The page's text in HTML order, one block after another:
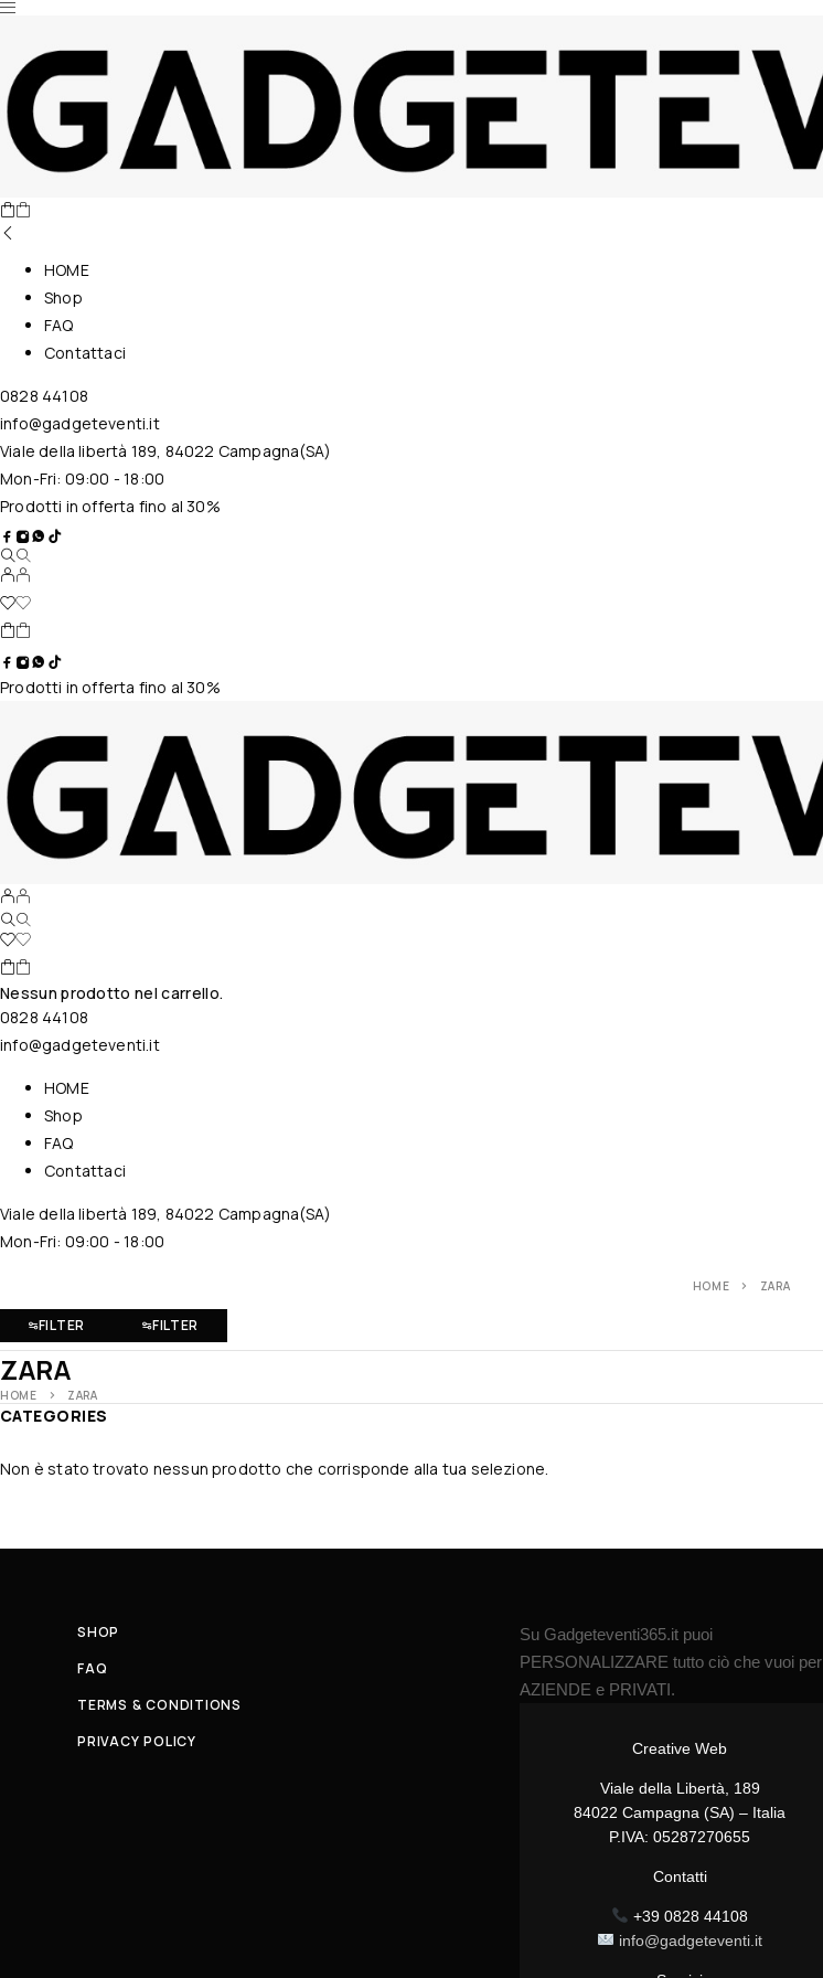
Nessun prodotto nel carrello.
HOME
Shop
FAQ
Contattaci
0828 44108
info@gadgeteventi.it
Viale della libertà 189, 84022 Campagna(SA)
Mon-Fri: 09:00 - 18:00
Prodotti in offerta fino al 30%
Prodotti in offerta fino al 30%
Nessun prodotto nel carrello.
0828 44108
info@gadgeteventi.it
HOME
Shop
FAQ
Contattaci
Viale della libertà 189, 84022 Campagna(SA)
Mon-Fri: 09:00 - 18:00
HOME ZARA
FILTER FILTER
ZARA
HOME ZARA
CATEGORIES
Non è stato trovato nessun prodotto che corrisponde alla tua selezione.
SHOP
FAQ
TERMS & CONDITIONS
PRIVACY POLICY
Su Gadgeteventi365.it puoi
PERSONALIZZARE tutto ciò che vuoi per
AZIENDE e PRIVATI.
Creative Web
Viale della Libertà, 189
84022 Campagna (SA) – Italia
P.IVA: 05287270655
Contatti
+39 0828 44108
info@gadgeteventi.it